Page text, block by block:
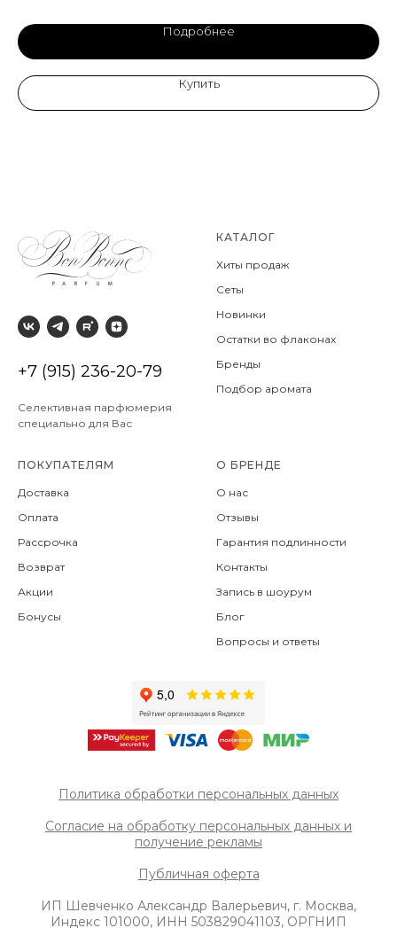
Подробнее
Купить
+7 (915) 236-20-79
Селективная парфюмерия
специально для Вас
КАТАЛОГ
Хиты продаж
Сеты
Новинки
Остатки во флаконах
Бренды
Подбор аромата
ПОКУПАТЕЛЯМ
Доставка
Оплата
Рассрочка
Возврат
Акции
Бонусы
О БРЕНДЕ
О нас
Отзывы
Гарантия подлинности
Контакты
Запись в шоурум
Блог
Вопросы и ответы
Политика обработки персональных данных
Согласие на обработку персональных данных и
получение рекламы
Публичная оферта
ИП Шевченко Александр Валерьевич, г. Москва,
Индекс 101000, ИНН 503829041103, ОРГНИП